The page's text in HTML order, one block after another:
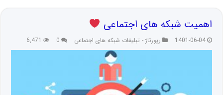
اهمیت شبکه های اجتماعی
1401-06-04 رپورتاژ - تبلیغات شبکه های اجتماعی 0
6,471